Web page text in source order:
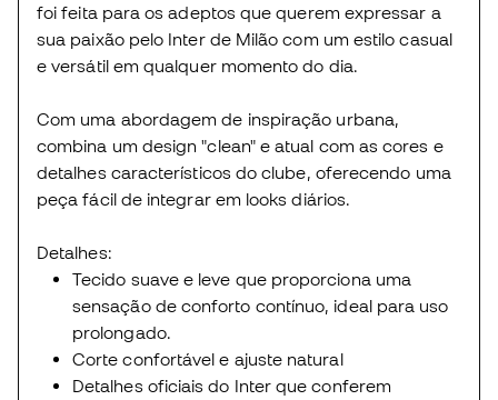
foi feita para os adeptos que querem expressar a
sua paixão pelo Inter de Milão com um estilo casual
e versátil em qualquer momento do dia.
Com uma abordagem de inspiração urbana,
combina um design "clean" e atual com as cores e
detalhes característicos do clube, oferecendo uma
peça fácil de integrar em looks diários.
Detalhes:
Tecido suave e leve que proporciona uma
sensação de conforto contínuo, ideal para uso
prolongado.
Corte confortável e ajuste natural
Detalhes oficiais do Inter que conferem